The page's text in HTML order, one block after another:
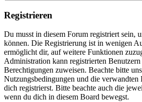
Registrieren
Du musst in diesem Forum registriert sein,
können. Die Registrierung ist in wenigen
ermöglicht dir, auf weitere Funktionen
Administration kann registrierten Benutzern
Berechtigungen zuweisen. Beachte bitte
Nutzungsbedingungen und die verwandten
dich registrierst. Bitte beachte auch die
wenn du dich in diesem Board bewegst.